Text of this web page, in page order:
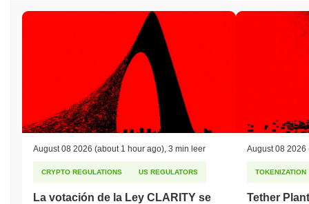
August 08 2026 (about 1 hour ago) 3 min leer
CRYPTO REGULATIONS US REGULATORS
La votación de la Ley CLARITY se
August 08 2026
TOKENIZATION
Tether